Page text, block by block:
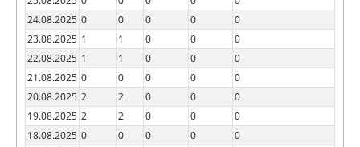
24.08.2025 0 0 0 0
0
23.08.2025 1 1 0 0
0
22.08.2025 1 1 0 0
0
21.08.2025 0 0 0 0
0
20.08.2025 2 2 0 0
0
19.08.2025 2 2 0 0
0
18.08.2025 0 0 0 0
0